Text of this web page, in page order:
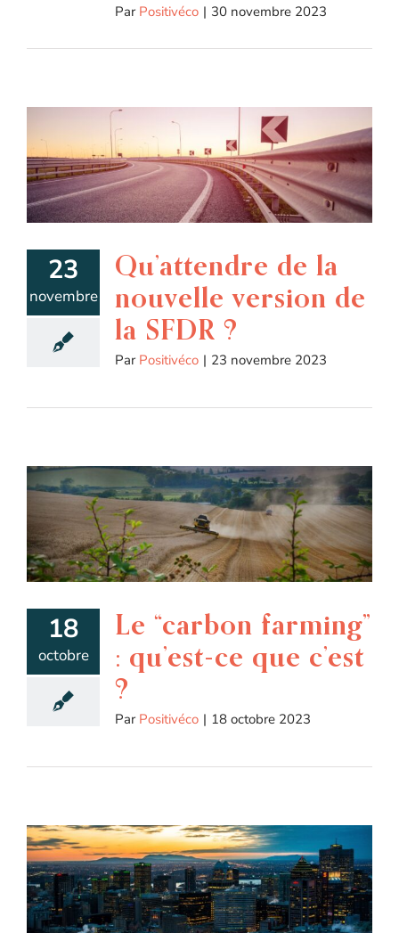
Par Positivéco | 30 novembre 2023
23
novembre
Qu’attendre de la
nouvelle version de
la SFDR ?
Par Positivéco | 23 novembre 2023
18
octobre
Le “carbon farming”
: qu’est-ce que c’est
?
Par Positivéco | 18 octobre 2023